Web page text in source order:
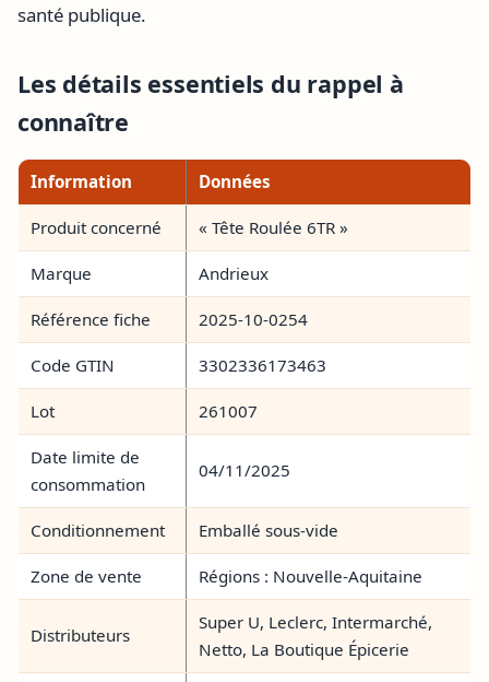
santé publique.
Les détails essentiels du rappel à
connaître
Information Données
Produit concerné « Tête Roulée 6TR »
Marque Andrieux
Référence fiche 2025-10-0254
Code GTIN 3302336173463
Lot 261007
Date limite de
consommation
04/11/2025
Conditionnement Emballé sous-vide
Zone de vente Régions : Nouvelle-Aquitaine
Distributeurs
Super U, Leclerc, Intermarché,
Netto, La Boutique Épicerie